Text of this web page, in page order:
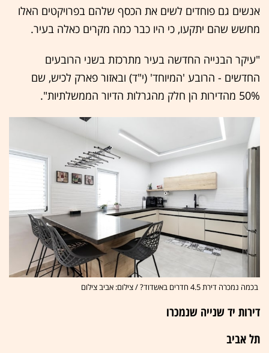
אנשים גם פוחדים לשים את הכסף שלהם בפרויקטים האלו
מחשש שהם יתקעו, כי היו כבר כמה מקרים כאלה בעיר.
"עיקר הבנייה החדשה בעיר מתרכזת בשני הרובעים
החדשים - הרובע 'המיוחד' (י"ד) ובאזור פארק לכיש, שם
50% מהדירות הן חלק מהגרלות הדיור הממשלתיות".
בכמה נמכרה דירת 4.5 חדרים באשדוד? / צילום: אביב צילום
דירות יד שנייה שנמכרו
תל אביב